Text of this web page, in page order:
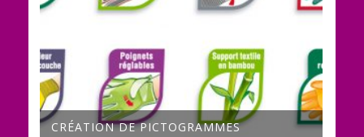
CRÉATION DE PICTOGRAMMES